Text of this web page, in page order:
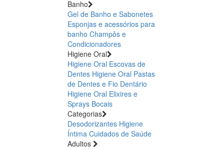
Banho
Gel de Banho e Sabonetes
Esponjas e acessórios para
banho Champôs e
Condicionadores
Higiene Oral
Higiene Oral Escovas de
Dentes Higiene Oral Pastas
de Dentes e Fio Dentário
Higiene Oral Elixires e
Sprays Bocais
Categorias
Desodorizantes Higiene
Íntima Cuidados de Saúde
Adultos